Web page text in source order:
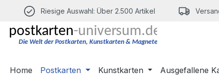
Hauptinhalt springen
Zur Suche springen
Zur Hauptnavigation springen
Riesige Auswahl: Über 2.500 Artikel
Home Postkarten Kunstkarten Ausgefallene